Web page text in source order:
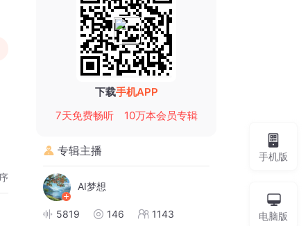
下载手机APP
7天免费畅听
10万本会员专辑
专辑主播
AI梦想
5819 146 1143
手机版
电脑版